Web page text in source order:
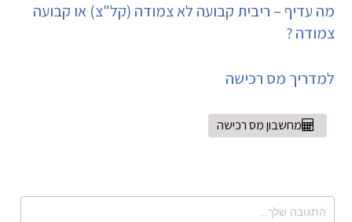
מה עדיף – ריבית קבועה לא צמודה (קל"צ) או קבועה
צמודה ?
למדריך מס רכישה
מחשבון מס רכישה